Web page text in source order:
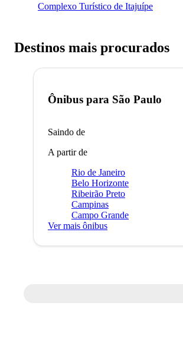
Complexo Turístico de Itajuípe
Destinos mais procurados
Ônibus para São Paulo
Saindo de
A partir de
Rio de Janeiro
Belo Horizonte
Ribeirão Preto
Campinas
Campo Grande
Ver mais ônibus